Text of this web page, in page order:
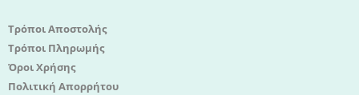
Τρόποι Αποστολής
Τρόποι Πληρωμής
Όροι Χρήσης
Πολιτική Απορρήτου